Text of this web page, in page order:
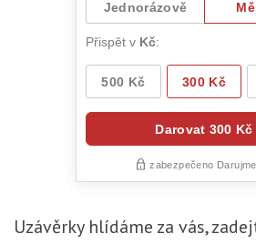
Uzávěrkyhlídáme za vás,